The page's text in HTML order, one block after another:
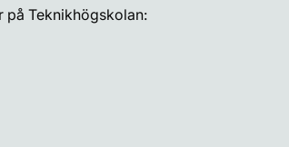
på Teknikhögskolan: